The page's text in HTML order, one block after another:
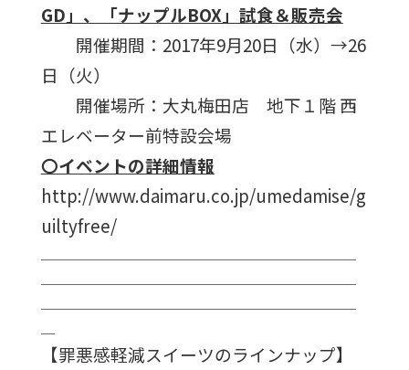
GD」、「ナップルBOX」試食＆販売会
開催期間：2017年9月20日（水）→26
日（火）
開催場所：大丸梅田店 地下１階 西
エレベーター前特設会場
〇イベントの詳細情報
http://www.daimaru.co.jp/umedamise/g
uiltyfree/
【罪悪感軽減スイーツのラインナップ】